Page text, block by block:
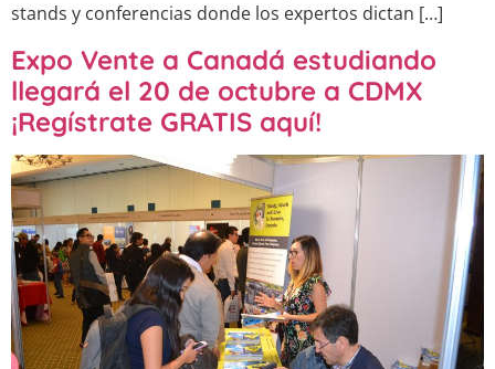
stands y conferencias donde los expertos dictan […]
Expo Vente a Canadá estudiando
llegará el 20 de octubre a CDMX
¡Regístrate GRATIS aquí!